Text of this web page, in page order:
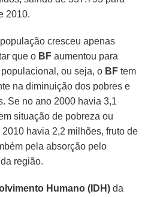
2010.
cresceu apenas
que o BF aumentou para
ou seja, o BF tem
na diminuição dos pobres e
Se no ano 2000 havia 3,1
situação de pobreza ou
havia 2,2 milhões, fruto de
pela absorção pelo
região.
Humano (IDH) da